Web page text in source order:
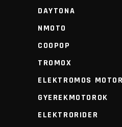
DAYTONA
NMOTO
COOPOP
TROMOX
ELEKTROMOS
GYEREKMOTOROK
ELEKTRORIDER